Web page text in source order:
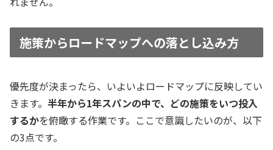
施策からロードマップへの落とし込み方
優先度が決まったら、いよいよロードマップに反映してい
きます。 半年から1年スパンの中で、どの施策をいつ投入
するかを俯瞰する作業です。ここで意識したいのが、以下
の3点です。